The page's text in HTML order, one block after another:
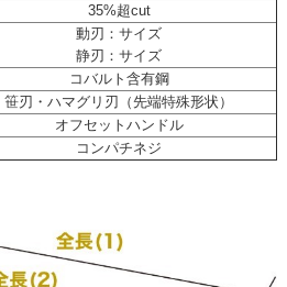
35%超cut
動刃：サイズ
静刃：サイズ
コバルト含有鋼
笹刃・ハマグリ刃（先端特殊形状）
オフセットハンドル
コンパチネジ